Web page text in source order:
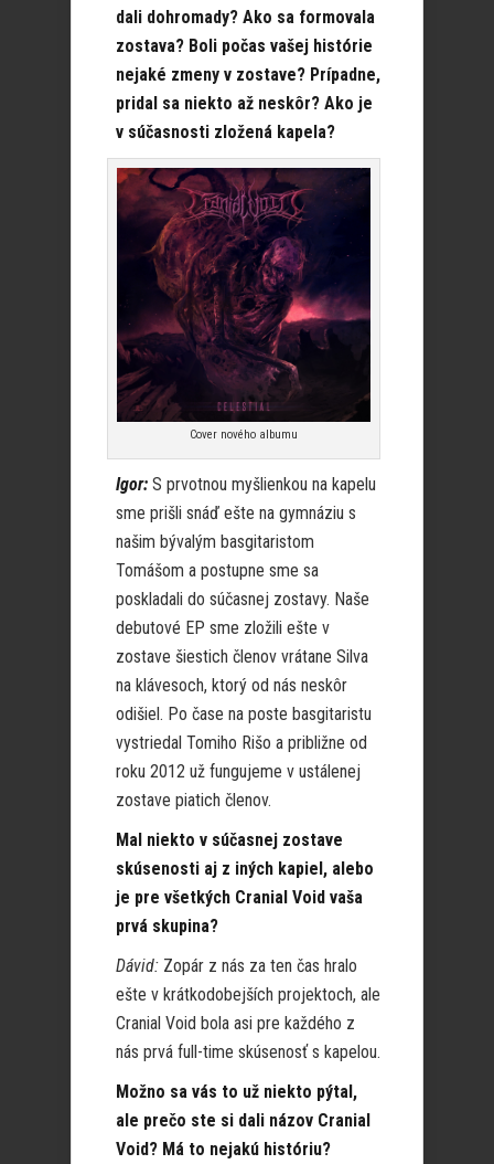
dali dohromady? Ako sa formovala
zostava? Boli počas vašej histórie
nejaké zmeny v zostave? Prípadne,
pridal sa niekto až neskôr? Ako je
v súčasnosti zložená kapela?
Cover nového albumu
Igor: S prvotnou myšlienkou na kapelu
sme prišli snáď ešte na gymnáziu s
našim bývalým basgitaristom
Tomášom a postupne sme sa
poskladali do súčasnej zostavy. Naše
debutové EP sme zložili ešte v
zostave šiestich členov vrátane Silva
na klávesoch, ktorý od nás neskôr
odišiel. Po čase na poste basgitaristu
vystriedal Tomiho Rišo a približne od
roku 2012 už fungujeme v ustálenej
zostave piatich členov.
Mal niekto v súčasnej zostave
skúsenosti aj z iných kapiel, alebo
je pre všetkých Cranial Void vaša
prvá skupina?
Dávid: Zopár z nás za ten čas hralo
ešte v krátkodobejších projektoch, ale
Cranial Void bola asi pre každého z
nás prvá full-time skúsenosť s kapelou.
Možno sa vás to už niekto pýtal,
ale prečo ste si dali názov Cranial
Void? Má to nejakú históriu?